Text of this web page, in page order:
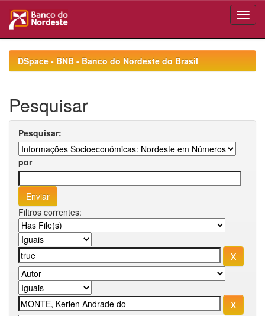
navigationDSpace - BNB - Banco do Nordeste do Brasil
Pesquisar
Pesquisar:
por
Filtros correntes: